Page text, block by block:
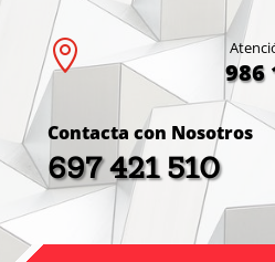
 986
Contacta con Nosotros
697 421 510